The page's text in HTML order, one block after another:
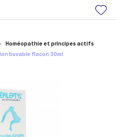
Homéopathie et principes actifs
buvable flacon 30ml